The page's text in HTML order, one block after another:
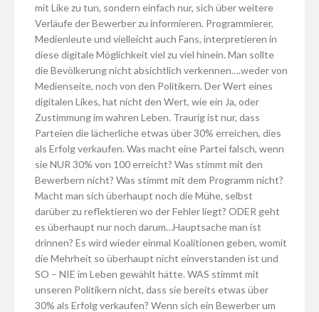
mit Like zu tun, sondern einfach nur, sich über weitere
Verläufe der Bewerber zu informieren. Programmierer,
Medienleute und vielleicht auch Fans, interpretieren in
diese digitale Möglichkeit viel zu viel hinein. Man sollte
die Bevölkerung nicht absichtlich verkennen….weder von
Medienseite, noch von den Politikern. Der Wert eines
digitalen Likes, hat nicht den Wert, wie ein Ja, oder
Zustimmung im wahren Leben. Traurig ist nur, dass
Parteien die lächerliche etwas über 30% erreichen, dies
als Erfolg verkaufen. Was macht eine Partei falsch, wenn
sie NUR 30% von 100 erreicht? Was stimmt mit den
Bewerbern nicht? Was stimmt mit dem Programm nicht?
Macht man sich überhaupt noch die Mühe, selbst
darüber zu reflektieren wo der Fehler liegt? ODER geht
es überhaupt nur noch darum…Hauptsache man ist
drinnen? Es wird wieder einmal Koalitionen geben, womit
die Mehrheit so überhaupt nicht einverstanden ist und
SO – NIE im Leben gewählt hätte. WAS stimmt mit
unseren Politikern nicht, dass sie bereits etwas über
30% als Erfolg verkaufen? Wenn sich ein Bewerber um